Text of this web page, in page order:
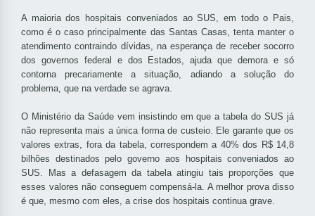
A maioria dos hospitais conveniados ao SUS, em todo o Pais,
como é o caso principalmente das Santas Casas, tenta manter o
atendimento contraindo dívidas, na esperança de receber socorro
dos governos federal e dos Estados, ajuda que demora e só
contorna precariamente a situação, adiando a solução do
problema, que na verdade se agrava.
O Ministério da Saúde vem insistindo em que a tabela do SUS já
não representa mais a única forma de custeio. Ele garante que os
valores extras, fora da tabela, correspondem a 40% dos R$ 14,8
bilhões destinados pelo governo aos hospitais conveniados ao
SUS. Mas a defasagem da tabela atingiu tais proporções que
esses valores não conseguem compensá-la. A melhor prova disso
é que, mesmo com eles, a crise dos hospitais continua grave.